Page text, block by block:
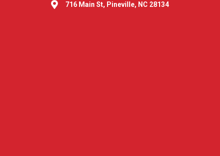
716 Main St, Pineville, NC 28134